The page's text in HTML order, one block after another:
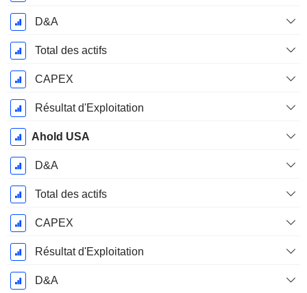
D&A
Total des actifs
CAPEX
Résultat d'Exploitation
Ahold USA
D&A
Total des actifs
CAPEX
Résultat d'Exploitation
D&A